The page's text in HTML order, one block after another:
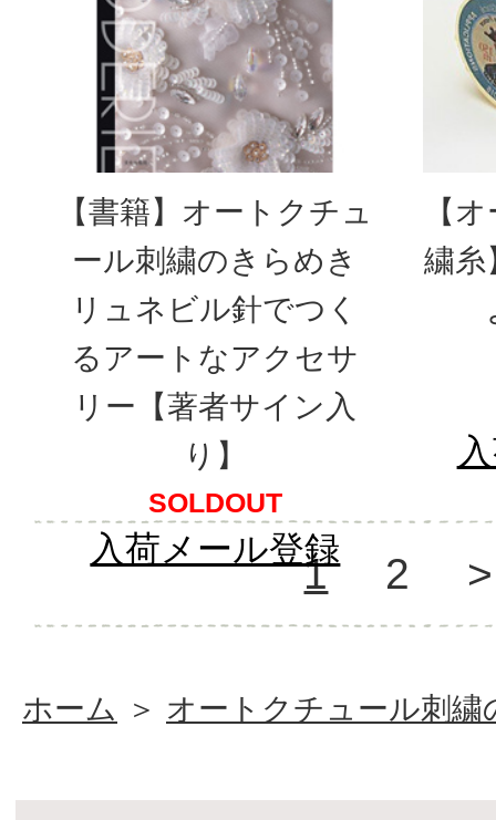
【書籍】オートクチュ
ール刺繍のきらめき
リュネビル針でつく
るアートなアクセサ
リー【著者サイン入
り】
SOLDOUT
入荷メール登録
【
繍
1 2 >
ホーム ＞ オートクチュール刺繍